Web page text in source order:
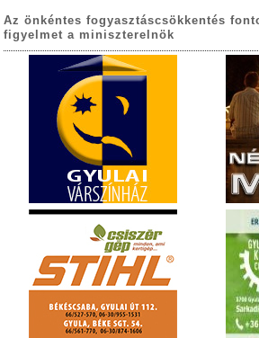
Az önkéntes fogyasztáscsökkentés
figyelmet a miniszterelnök